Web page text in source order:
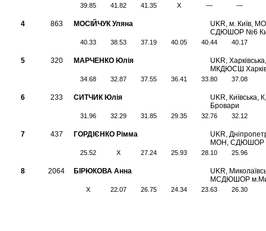
39.85 41.82 41.35 X — —
4 863 МОСІЙЧУК Уляна
UKR, м. Київ,
СДЮШОР №6
40.33 38.53 37.19 40.05 40.44 40.17
5 320 МАРЧЕНКО Юлія
UKR,
МКДЮСШ
34.68 32.87 37.55 36.41 33.80 37.08
6 233 СИТЧИК Юлія
UKR, Київська,
Бровари
31.96 32.29 31.85 29.35 32.76 32.12
7 437 ГОРДІЄНКО Рімма
UKR,
МОН, СДЮШОР
25.52 X 27.24 25.93 28.10 25.96
8 2064 БІРЮКОВА Анна
UKR,
МСДЮШОР
X 22.07 26.75 24.34 23.63 26.30